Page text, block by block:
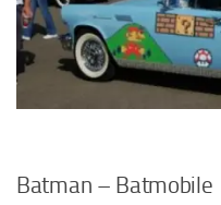
Batman – Batmobile